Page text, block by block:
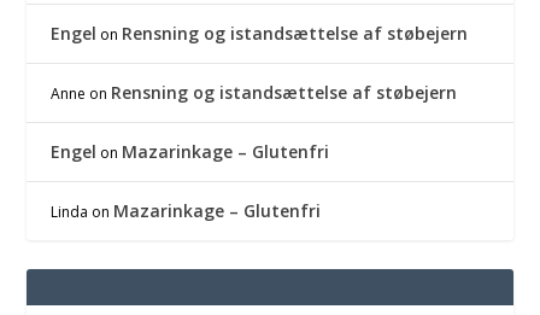
Engel on Rensning og istandsættelse af støbejern
Anne on Rensning og istandsættelse af støbejern
Engel on Mazarinkage – Glutenfri
Linda on Mazarinkage – Glutenfri